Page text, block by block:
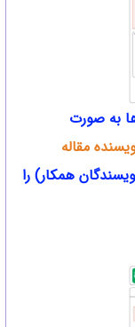
به صورت
مقاله
همکار) را